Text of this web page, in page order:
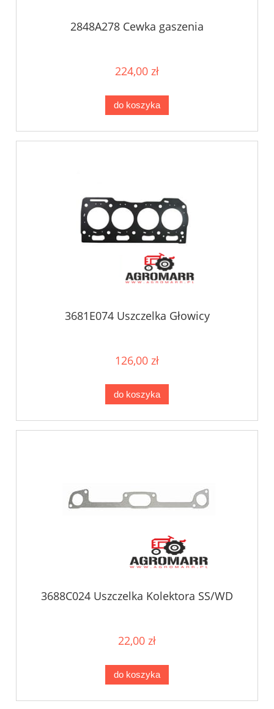
2848A278 Cewka gaszenia
224,00 zł
do koszyka
3681E074 Uszczelka Głowicy
126,00 zł
do koszyka
3688C024 Uszczelka Kolektora SS/WD
22,00 zł
do koszyka